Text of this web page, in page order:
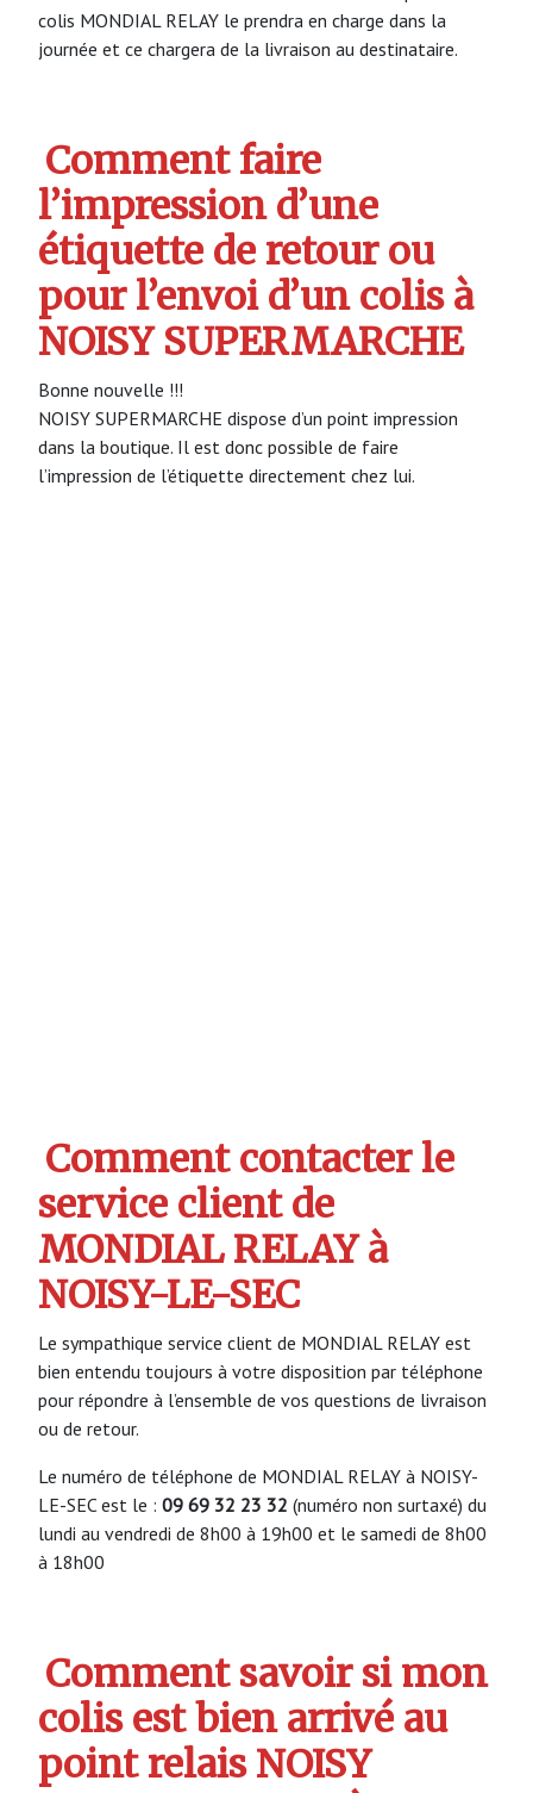
colis MONDIAL RELAY le prendra en charge dans la
journée et ce chargera de la livraison au destinataire.
Comment faire
l’impression d’une
étiquette de retour ou
pour l’envoi d’un colis à
NOISY SUPERMARCHE
Bonne nouvelle !!!
NOISY SUPERMARCHE dispose d’un point impression
dans la boutique. Il est donc possible de faire
l’impression de l’étiquette directement chez lui.
Comment contacter le
service client de
MONDIAL RELAY à
NOISY-LE-SEC
Le sympathique service client de MONDIAL RELAY est
bien entendu toujours à votre disposition par téléphone
pour répondre à l’ensemble de vos questions de livraison
ou de retour.
Le numéro de téléphone de MONDIAL RELAY à NOISY-
LE-SEC est le : 09 69 32 23 32 (numéro non surtaxé) du
lundi au vendredi de 8h00 à 19h00 et le samedi de 8h00
à 18h00
Comment savoir si mon
colis est bien arrivé au
point relais NOISY